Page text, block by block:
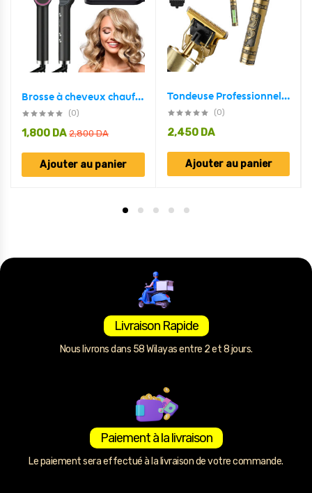
Brosse à cheveux chauffante en céramique 6 niveaux de chaleur 360° – Lisseur HQT-909B
(0)
2,800DA
1,800 DA
Ajouter au panier
Tondeuse Professionnelle Barbe Et Moustache VT-822
(0)
2,450 DA
Ajouter au panier
Livraison Rapide
Nous livrons dans 58 Wilayas entre 2 et 8 jours.
Paiement à la livraison
Le paiement sera effectué à la livraison de votre commande.